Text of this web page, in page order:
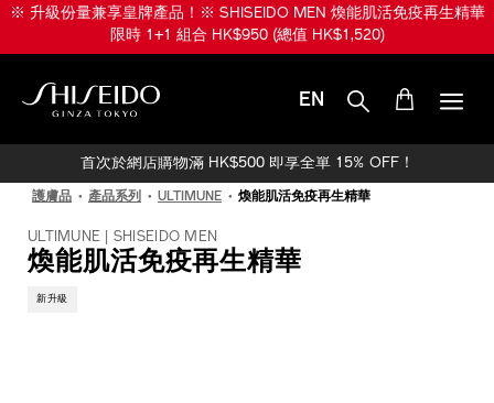
跳※ 升級份量兼享皇牌產品！※ SHISEIDO MEN 煥能肌活免疫再生精華
限時 1+1 組合 HK$950 (總值 HK$1,520)
EN
首次於網店購物滿 HK$500 即享全單 15% OFF！
護膚品 產品系列 ULTIMUNE 煥能肌活免疫再生精華
ULTIMUNE | SHISEIDO MEN
煥能肌活免疫再生精華
新升級